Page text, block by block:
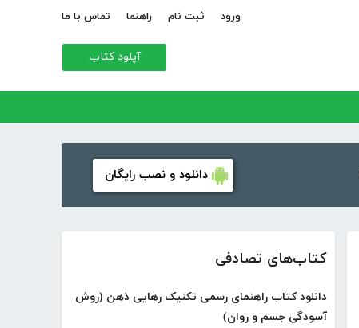
ورود ثبت نام راهنما تماس با ما
آپلود کتاب
دانلود و نصب رایگان
کتاب‌های تصادفی
دانلود کتاب راهنمای رسمی تکنیک رهایی ذهن (روش
آسودگی جسم و روان)